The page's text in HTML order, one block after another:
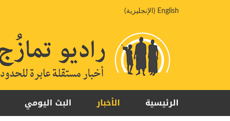
English
( الإنجليزية)
الرئيسية الأخبار البث اليومي